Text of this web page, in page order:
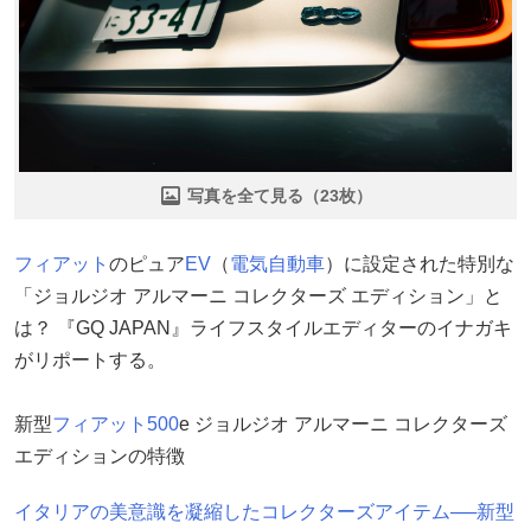
写真を全て見る（23枚）
フィアット のピュアEV （電気自動車）に設定された特別な
「ジョルジオ アルマーニ コレクターズ エディション」と
は？ 『GQ JAPAN』ライフスタイルエディターのイナガキ
がリポートする。
新型フィアット500e ジョルジオ アルマーニ コレクターズ
エディションの特徴
イタリアの美意識を凝縮したコレクターズアイテム──新型